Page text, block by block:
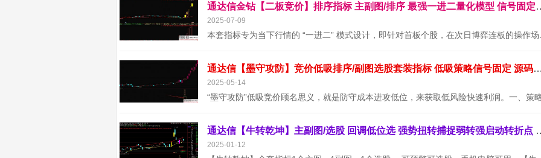
通达信金钻【二板竞价】排序指标
2025-07-09
通达信【墨守攻防】竞价低吸排序/副图选股套装指标 低吸策略信号固定 源码无未来
2025-05-14
通达信【牛转乾坤】主副图/选
2025-01-12